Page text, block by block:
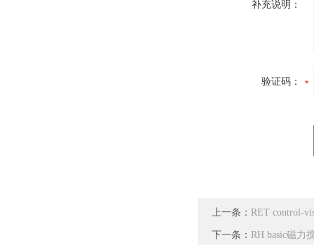
补充说明：
验证码：
上一条： RET control-
下一条： RH basic磁力